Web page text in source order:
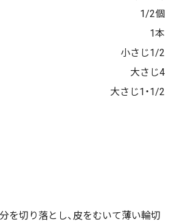
1/2個
1本
小さじ1/2
大さじ4
大さじ1・1/2
を切り落とし、皮をむいて薄い輪切